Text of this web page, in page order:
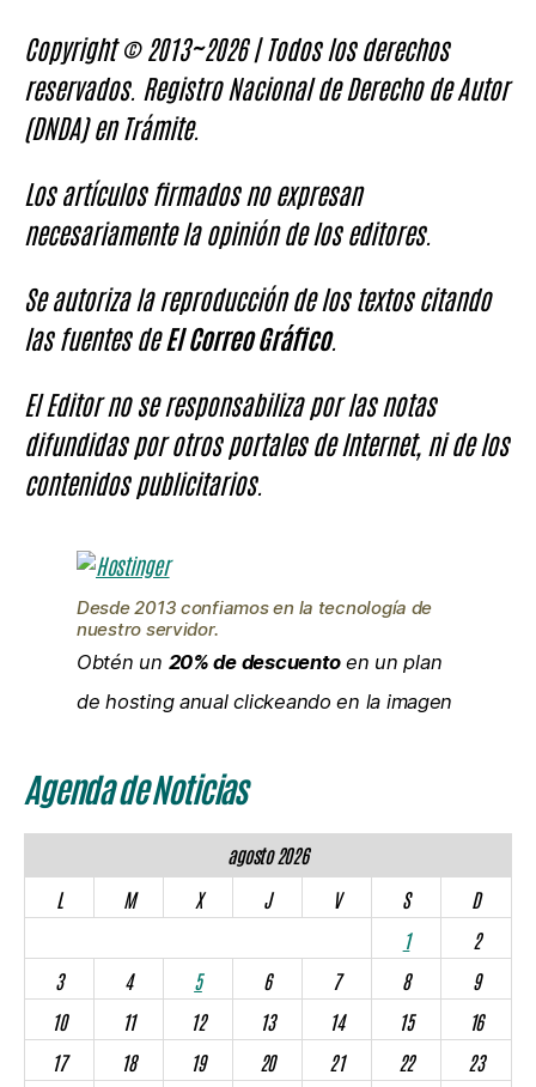
Copyright © 2013~2026 | Todos los derechos
reservados. Registro Nacional de Derecho de Autor
(DNDA) en Trámite.
Los artículos firmados no expresan
necesariamente la opinión de los editores.
Se autoriza la reproducción de los textos citando
las fuentes deEl Correo Gráfico.
El Editor no se responsabiliza por las notas
difundidas por otros portales de Internet, ni de los
contenidos publicitarios.
Desde 2013 confiamos en la tecnología de
nuestro servidor.
Obtén un 20% de descuentoen un plan
de hosting anual clickeando en la imagen
Agenda de Noticias
agosto 2026
L
M X J V S
D
1
2
3
4 5 6 7 8
9
10
11 12 13 14 15
16
17
18 19 20 21 22
23